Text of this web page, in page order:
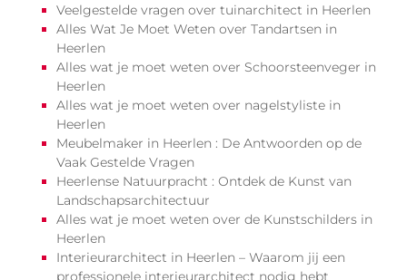
Veelgestelde vragen over tuinarchitect in Heerlen
Alles Wat Je Moet Weten over Tandartsen in
Heerlen
Alles wat je moet weten over Schoorsteenveger in
Heerlen
Alles wat je moet weten over nagelstyliste in
Heerlen
Meubelmaker in Heerlen : De Antwoorden op de
Vaak Gestelde Vragen
Heerlense Natuurpracht : Ontdek de Kunst van
Landschapsarchitectuur
Alles wat je moet weten over de Kunstschilders in
Heerlen
Interieurarchitect in Heerlen – Waarom jij een
professionele interieurarchitect nodig hebt